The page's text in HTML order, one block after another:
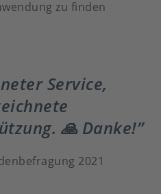
zu finden
Service,
🙏 Danke!
2021